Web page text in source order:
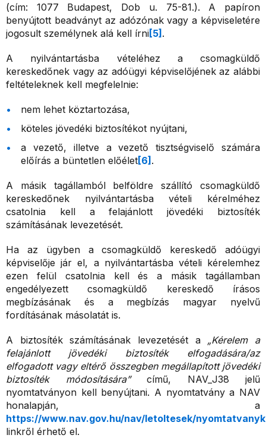
(cím: 1077 Budapest, Dob u. 75-81.). A papíron
benyújtott beadványt az adózónak vagy a képviseletére
jogosult személynek alá kell írni[5] .
A nyilvántartásba vételéhez a csomagküldő
kereskedőnek vagy az adóügyi képviselőjének az alábbi
feltételeknek kell megfelelnie:
nem lehet köztartozása,
köteles jövedéki biztosítékot nyújtani,
a vezető, illetve a vezető tisztségviselő számára
előírás a büntetlen előélet[6] .
A másik tagállamból belföldre szállító csomagküldő
kereskedőnek nyilvántartásba vételi kérelméhez
csatolnia kell a felajánlott jövedéki biztosíték
számításának levezetését.
Ha az ügyben a csomagküldő kereskedő adóügyi
képviselője jár el, a nyilvántartásba vételi kérelemhez
ezen felül csatolnia kell és a másik tagállamban
engedélyezett csomagküldő kereskedő írásos
megbízásának és a megbízás magyar nyelvű
fordításának másolatát is.
A biztosíték számításának levezetését a „Kérelem a
felajánlott jövedéki biztosíték elfogadására/az
elfogadott vagy eltérő összegben megállapított jövedéki
biztosíték módosítására”című, NAV_J38 jelű
nyomtatványon kell benyújtani. A nyomtatvány a NAV
honalapján, a
https://www.nav.gov.hu/nav/letoltesek/
linkről érhető el.